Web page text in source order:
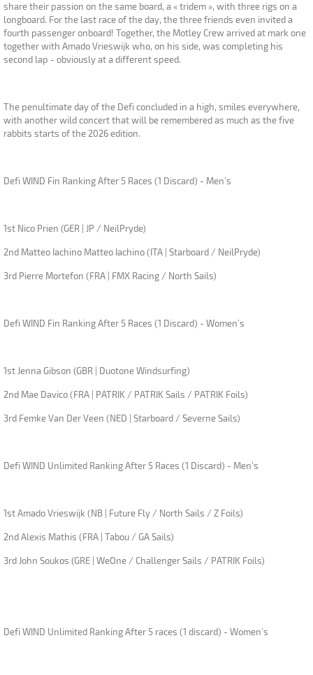
share their passion on the same board, a « tridem », with three rigs on a
longboard. For the last race of the day, the three friends even invited a
fourth passenger onboard! Together, the Motley Crew arrived at mark one
together with Amado Vrieswijk who, on his side, was completing his
second lap - obviously at a different speed.
The penultimate day of the Defi concluded in a high, smiles everywhere,
with another wild concert that will be remembered as much as the five
rabbits starts of the 2026 edition.
Defi WIND Fin Ranking After 5 Races (1 Discard) - Men’s
1st Nico Prien (GER | JP / NeilPryde)
2nd Matteo Iachino Matteo Iachino (ITA | Starboard / NeilPryde)
3rd Pierre Mortefon (FRA | FMX Racing / North Sails)
Defi WIND Fin Ranking After 5 Races (1 Discard) - Women’s
1st Jenna Gibson (GBR | Duotone Windsurfing)
2nd Mae Davico (FRA | PATRIK / PATRIK Sails / PATRIK Foils)
3rd Femke Van Der Veen (NED | Starboard / Severne Sails)
Defi WIND Unlimited Ranking After 5 Races (1 Discard) - Men’s
1st Amado Vrieswijk (NB | Future Fly / North Sails / Z Foils)
2nd Alexis Mathis (FRA | Tabou / GA Sails)
3rd John Soukos (GRE | WeOne / Challenger Sails / PATRIK Foils)
Defi WIND Unlimited Ranking After 5 races (1 discard) - Women’s